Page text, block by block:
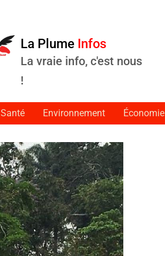
La Plume Infos
La vraie info, c'est nous
!
Santé Environnement Économie